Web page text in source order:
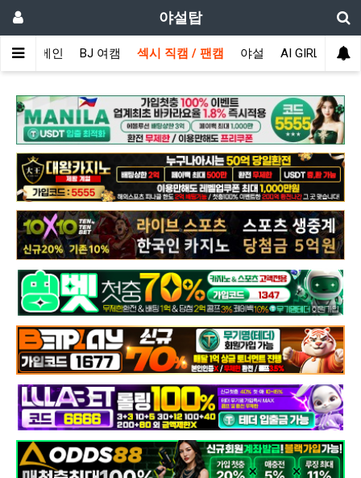
야설탑
메인 BJ 여캠 섹시 직캠 / 팬캠 야설 AI GIRL